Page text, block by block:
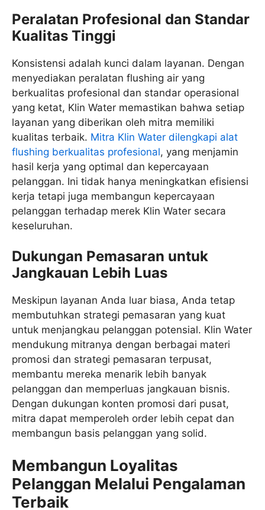
Peralatan Profesional dan Standar
Kualitas Tinggi
Konsistensi adalah kunci dalam layanan. Dengan
menyediakan peralatan flushing air yang
berkualitas profesional dan standar operasional
yang ketat, Klin Water memastikan bahwa setiap
layanan yang diberikan oleh mitra memiliki
kualitas terbaik. Mitra Klin Water dilengkapi alat
flushing berkualitas profesional, yang menjamin
hasil kerja yang optimal dan kepercayaan
pelanggan. Ini tidak hanya meningkatkan efisiensi
kerja tetapi juga membangun kepercayaan
pelanggan terhadap merek Klin Water secara
keseluruhan.
Dukungan Pemasaran untuk
Jangkauan Lebih Luas
Meskipun layanan Anda luar biasa, Anda tetap
membutuhkan strategi pemasaran yang kuat
untuk menjangkau pelanggan potensial. Klin Water
mendukung mitranya dengan berbagai materi
promosi dan strategi pemasaran terpusat,
membantu mereka menarik lebih banyak
pelanggan dan memperluas jangkauan bisnis.
Dengan dukungan konten promosi dari pusat,
mitra dapat memperoleh order lebih cepat dan
membangun basis pelanggan yang solid.
Membangun Loyalitas
Pelanggan Melalui Pengalaman
Terbaik